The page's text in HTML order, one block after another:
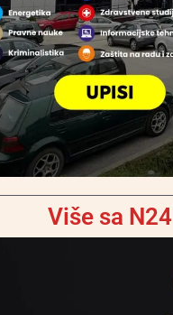
Više sa N24